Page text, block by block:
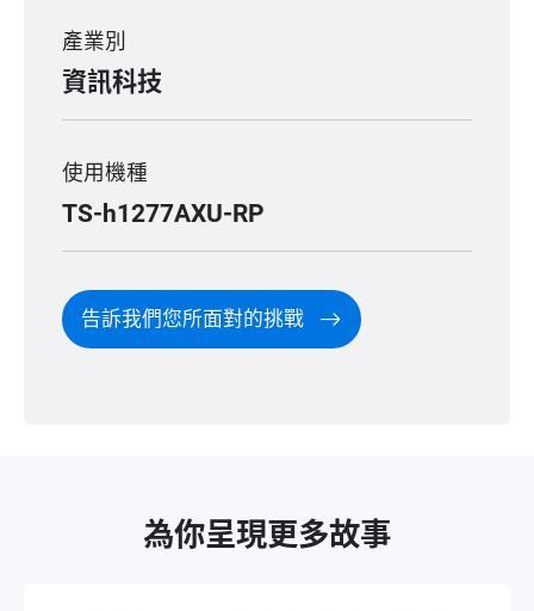
產業別
資訊科技
使用機種
TS-h1277AXU-RP
告訴我們您所面對的挑戰
為你呈現更多故事